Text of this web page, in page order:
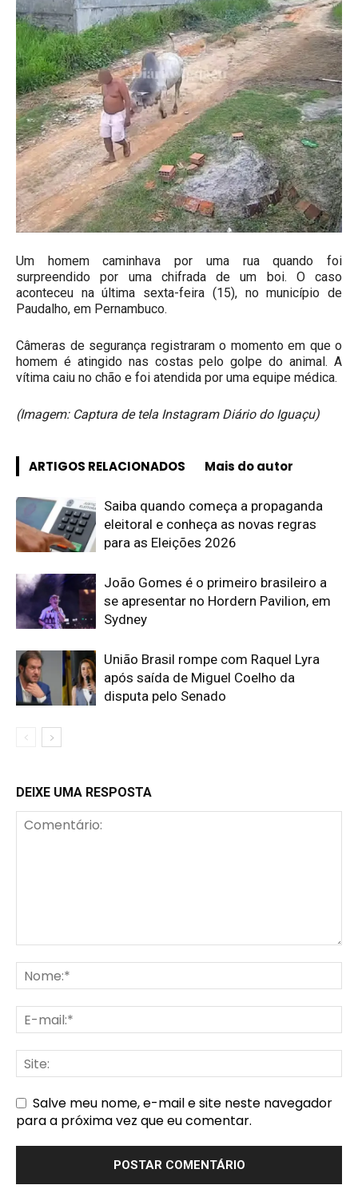
Um homem caminhava por uma rua quando foi
surpreendido por uma chifrada de um boi. O caso
aconteceu na última sexta-feira (15), no município de
Paudalho, em Pernambuco.
Câmeras de segurança registraram o momento em que o
homem é atingido nas costas pelo golpe do animal. A
vítima caiu no chão e foi atendida por uma equipe médica.
(Imagem: Captura de tela Instagram Diário do Iguaçu)
ARTIGOS RELACIONADOS Mais do autor
Saiba quando começa a propaganda
eleitoral e conheça as novas regras
para as Eleições 2026
João Gomes é o primeiro brasileiro a
se apresentar no Hordern Pavilion, em
Sydney
União Brasil rompe com Raquel Lyra
após saída de Miguel Coelho da
disputa pelo Senado
DEIXE UMA RESPOSTA
Salve meu nome, e-mail e site neste navegador
para a próxima vez que eu comentar.